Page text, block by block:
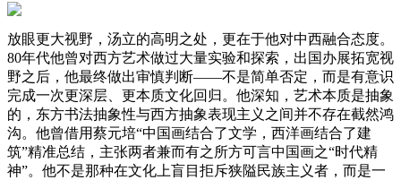
放眼更大视野，汤立的高明之处，更在于他对中西融合态度。
80年代他曾对西方艺术做过大量实验和探索，出国办展拓宽视
野之后，他最终做出审慎判断——不是简单否定，而是有意识
完成一次更深层、更本质文化回归。他深知，艺术本质是抽象
的，东方书法抽象性与西方抽象表现主义之间并不存在截然鸿
沟。他曾借用蔡元培“中国画结合了文学，西洋画结合了建
筑”精准总结，主张两者兼而有之所方可言中国画之“时代精
神”。他不是那种在文化上盲目拒斥狭隘民族主义者，而是一